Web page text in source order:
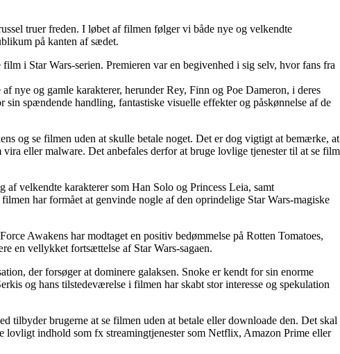
truer freden. I løbet af filmen følger vi både nye og velkendte
på kanten af ​​sædet.
i Star Wars-serien. Premieren var en begivenhed i sig selv, hvor fans fra
nye og gamle karakterer, herunder Rey, Finn og Poe Dameron, i deres
spændende handling, fantastiske visuelle effekter og påskønnelse af de
og se filmen uden at skulle betale noget. Det er dog vigtigt at bemærke, at
eller malware. Det anbefales derfor at bruge lovlige tjenester til at se film
velkendte karakterer som Han Solo og Princess Leia, samt
har formået at genvinde nogle af den oprindelige Star Wars-magiske
Awakens har modtaget en positiv bedømmelse på Rotten Tomatoes,
en vellykket fortsættelse af Star Wars-sagaen.
der forsøger at dominere galaksen. Snoke er kendt for sin enorme
og hans tilstedeværelse i filmen har skabt stor interesse og spekulation
tilbyder brugerne at se filmen uden at betale eller downloade den. Det skal
lovligt indhold som fx streamingtjenester som Netflix, Amazon Prime eller